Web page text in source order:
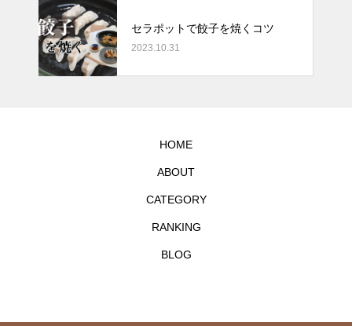
セラポットで餃子を焼くコツ
2023.10.31
HOME
ABOUT
CATEGORY
RANKING
BLOG